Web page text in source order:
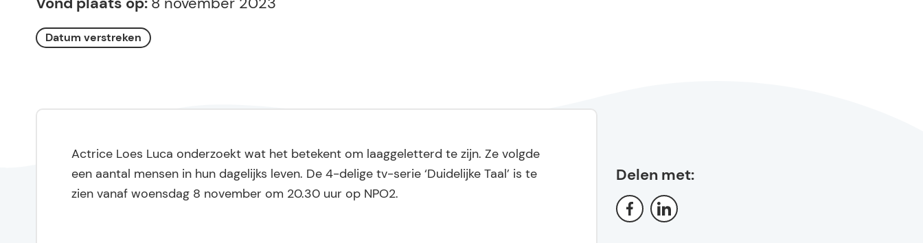
Datum verstreken
Actrice Loes Luca onderzoekt wat het betekent om laaggeletterd te zijn. Ze volgde
een aantal mensen in hun dagelijks leven. De 4-delige tv-serie ‘Duidelijke Taal’ is te
zien vanaf woensdag 8 november om 20.30 uur op NPO2.
Delen met: